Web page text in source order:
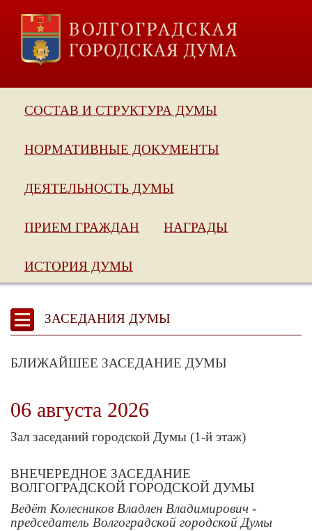
СОСТАВ И СТРУКТУРА ДУМЫ
НОРМАТИВНЫЕ ДОКУМЕНТЫ
ДЕЯТЕЛЬНОСТЬ ДУМЫ
ПРИЕМ ГРАЖДАН НАГРАДЫ
ИСТОРИЯ ДУМЫ
ЗАСЕДАНИЯ ДУМЫ
БЛИЖАЙШЕЕ ЗАСЕДАНИЕ ДУМЫ
06 августа 2026
Зал заседаний городской Думы (1-й этаж)
ВНЕЧЕРЕДНОЕ ЗАСЕДАНИЕ
ВОЛГОГРАДСКОЙ ГОРОДСКОЙ ДУМЫ
Ведёт Колесников Владлен Владимирович -
председатель Волгоградской городской Думы